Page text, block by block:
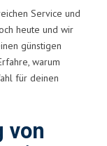
Service und
heute und wir
günstigen
warum
für deinen
von